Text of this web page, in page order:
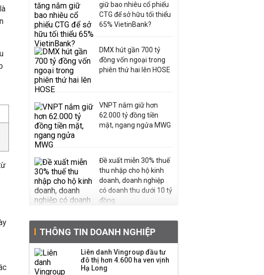
giữ bao nhiêu cổ phiếu
CTG để sở hữu tối thiểu
65% VietinBank?
DMX hút gần 700 tỷ
đồng vốn ngoại trong
phiên thứ hai lên HOSE
VNPT nắm giữ hơn
62.000 tỷ đồng tiền
mặt, ngang ngửa MWG
Đề xuất miễn 30% thuế
thu nhập cho hộ kinh
doanh, doanh nghiệp
có doanh thu dưới 10 tỷ
đồng
gần 500 triệu cổ phiếu,
tăng vốn lên gần
77.800 tỷ
THÔNG TIN DOANH NGHIỆP
Liên danh Vingroup đầu tư
đô thị hơn 4.600 ha ven vịnh
Hạ Long